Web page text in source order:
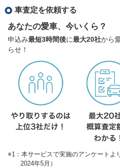
車査定を依頼する
あなたの愛車、今いくら？
申込み最短3時間後に最大20社から
らせ！
※1：本サービスで実施のアンケートよ
2024年5月）